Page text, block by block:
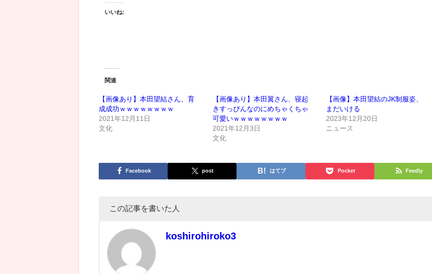
いいね:
関連
【画像あり】本田望結さん、育
成成功ｗｗｗｗｗｗｗｗ
2021年12月11日
文化
【画像あり】本田翼さん、寝起
きすっぴんなのにめちゃくちゃ
可愛いｗｗｗｗｗｗｗｗ
2021年12月3日
文化
【画像】本田望結のJK制服姿、
まだいける
2023年12月20日
ニュース
Facebook post はてブ Pocket Feedly
この記事を書いた人
koshirohiroko3